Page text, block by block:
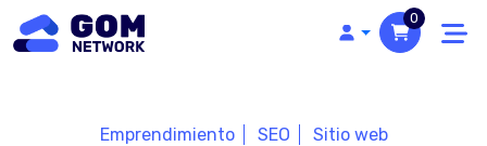
0
Emprendimiento SEO Sitio web